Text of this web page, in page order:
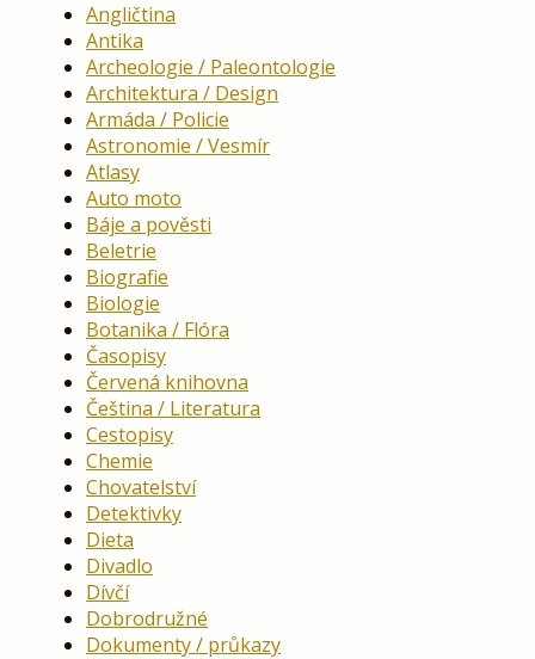
Angličtina
Antika
Archeologie / Paleontologie
Architektura / Design
Armáda / Policie
Astronomie / Vesmír
Atlasy
Auto moto
Báje a pověsti
Beletrie
Biografie
Biologie
Botanika / Flóra
Časopisy
Červená knihovna
Čeština / Literatura
Cestopisy
Chemie
Chovatelství
Detektivky
Dieta
Divadlo
Dívčí
Dobrodružné
Dokumenty / průkazy